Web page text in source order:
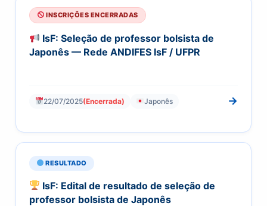
INSCRIÇÕES ENCERRADAS
IsF: Seleção de professor bolsista de
Japonês — Rede ANDIFES IsF / UFPR
22/07/2025(Encerrada) Japonês →
RESULTADO
IsF: Edital de resultado de seleção de
professor bolsista de Japonês